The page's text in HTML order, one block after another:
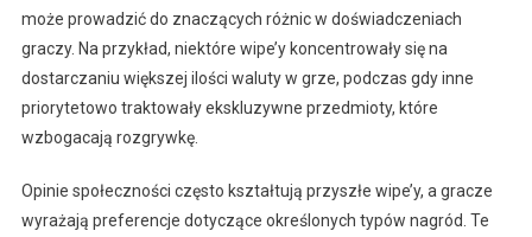
może prowadzić do znaczących różnic w doświadczeniach
graczy. Na przykład, niektóre wipe’y koncentrowały się na
dostarczaniu większej ilości waluty w grze, podczas gdy inne
priorytetowo traktowały ekskluzywne przedmioty, które
wzbogacają rozgrywkę.
Opinie społeczności często kształtują przyszłe wipe’y, a gracze
wyrażają preferencje dotyczące określonych typów nagród. Te